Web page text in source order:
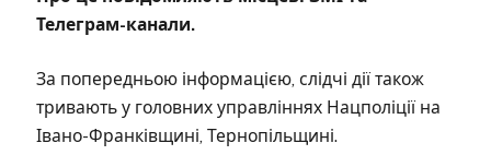
Телеграм-канали.
За попередньою інформацією, слідчі дії також
тривають у головних управліннях Нацполіції на
Івано-Франківщині, Тернопільщині.